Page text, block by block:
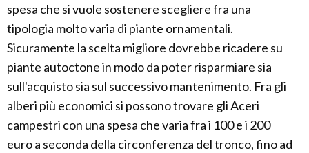
spesa che si vuole sostenere scegliere fra una
tipologia molto varia di piante ornamentali.
Sicuramente la scelta migliore dovrebbe ricadere su
piante autoctone in modo da poter risparmiare sia
sull'acquisto sia sul successivo mantenimento. Fra gli
alberi più economici si possono trovare gli Aceri
campestri con una spesa che varia fra i 100 e i 200
euro a seconda della circonferenza del tronco, fino ad